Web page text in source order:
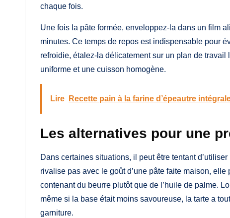
chaque fois.
Une fois la pâte formée, enveloppez-la dans un film
minutes. Ce temps de repos est indispensable pour
refroidie, étalez-la délicatement sur un plan de
uniforme et une cuisson homogène.
Lire Recette pain à la farine d’épeautre
Les alternatives pour une
Dans certaines situations, il peut être tentant
rivalise pas avec le goût d’une pâte faite maison,
contenant du beurre plutôt que de l’huile de palme.
même si la base était moins savoureuse, la tarte a
garniture.